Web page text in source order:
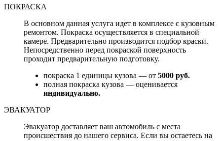
ПОКРАСКА
В основном данная услуга идет в комплексе с кузовным
ремонтом. Покраска осуществляется в специальной
камере. Предварительно производится подбор краски.
Непосредственно перед покраской поверхность
проходит предварительную подготовку.
покраска 1 единицы кузова — от 5000 руб.
полная покраска кузова — оценивается
индивидуально.
ЭВАКУАТОР
Эвакуатор доставляет ваш автомобиль с места
происшествия до нашего сервиса. Если вы остаетесь на